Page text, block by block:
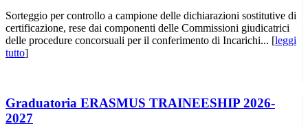
Sorteggio per controllo a campione delle dichiarazioni sostitutive di
certificazione, rese dai componenti delle Commissioni giudicatrici
delle procedure concorsuali per il conferimento di Incarichi... [leggi
tutto]
Graduatoria ERASMUS TRAINEESHIP 2026-
2027